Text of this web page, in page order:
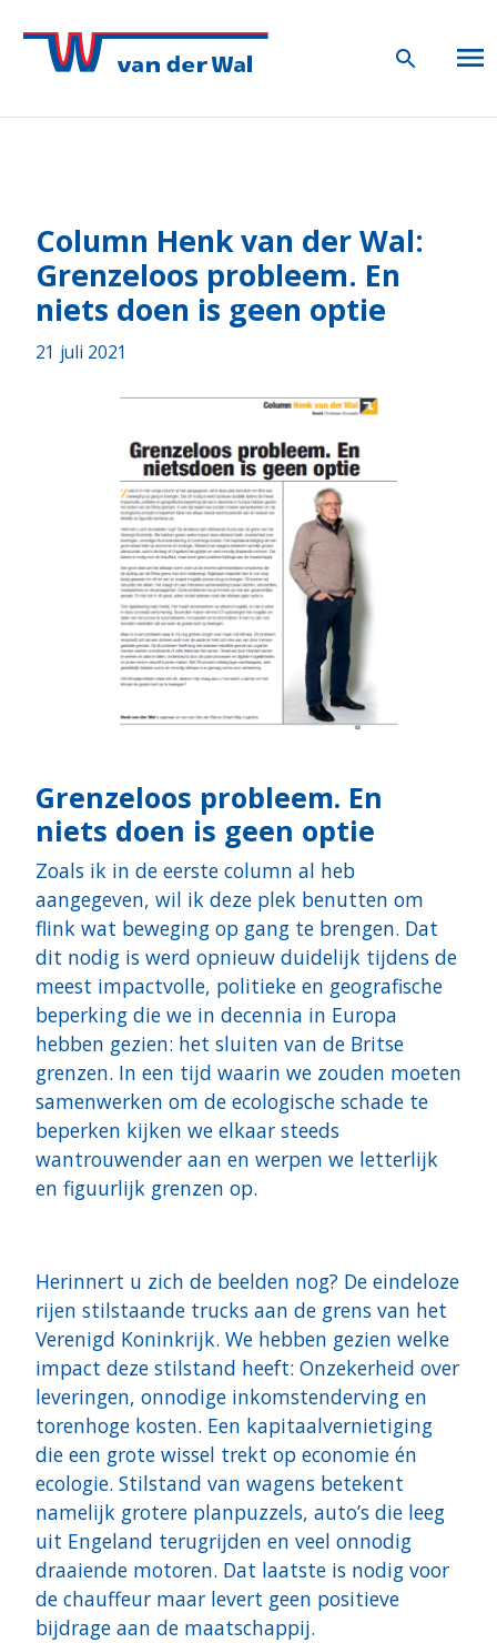
Column Henk van der Wal:
Grenzeloos probleem. En
niets doen is geen optie
21 juli 2021
Grenzeloos probleem. En
niets doen is geen optie
Zoals ik in de eerste column al heb
aangegeven, wil ik deze plek benutten om
flink wat beweging op gang te brengen. Dat
dit nodig is werd opnieuw duidelijk tijdens de
meest impactvolle, politieke en geografische
beperking die we in decennia in Europa
hebben gezien: het sluiten van de Britse
grenzen. In een tijd waarin we zouden moeten
samenwerken om de ecologische schade te
beperken kijken we elkaar steeds
wantrouwender aan en werpen we letterlijk
en figuurlijk grenzen op.
Herinnert u zich de beelden nog? De eindeloze
rijen stilstaande trucks aan de grens van het
Verenigd Koninkrijk. We hebben gezien welke
impact deze stilstand heeft: Onzekerheid over
leveringen, onnodige inkomstenderving en
torenhoge kosten. Een kapitaalvernietiging
die een grote wissel trekt op economie én
ecologie. Stilstand van wagens betekent
namelijk grotere planpuzzels, auto’s die leeg
uit Engeland terugrijden en veel onnodig
draaiende motoren. Dat laatste is nodig voor
de chauffeur maar levert geen positieve
bijdrage aan de maatschappij.